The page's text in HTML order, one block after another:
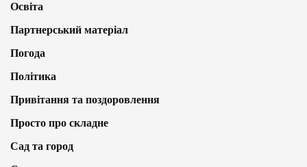
Освіта
Партнерський матеріал
Погода
Політика
Привітання та поздоровлення
Просто про складне
Сад та город